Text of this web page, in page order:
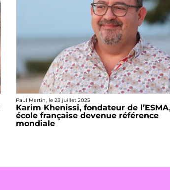
Paul Martin, le 23 juillet 2025
Karim Khenissi, fondateur de
école française devenue référence
mondiale